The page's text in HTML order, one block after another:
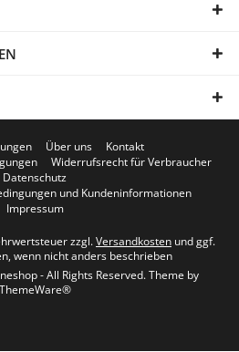
Über uns
Kontakt
Widerrufsrecht für Verbraucher
Datenschutz
und Kundeninformationen
Impressum
zzgl.Versandkosten und ggf.
wenn nicht anders beschrieben
- All Rights Reserved. Theme by
ThemeWare®